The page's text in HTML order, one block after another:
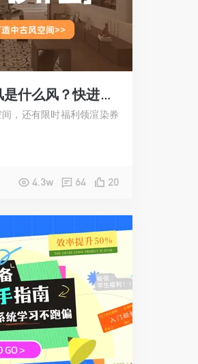
【风格鉴赏】中古风是什么风？快进来「抄作业」
，还有限时福利领渲染券
4.3w 64 20